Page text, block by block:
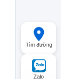
Tìm đường
Zalo